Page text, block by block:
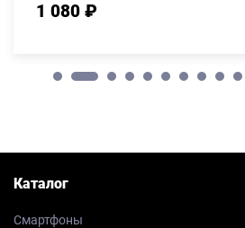
1 080 ₽
Каталог
Смартфоны